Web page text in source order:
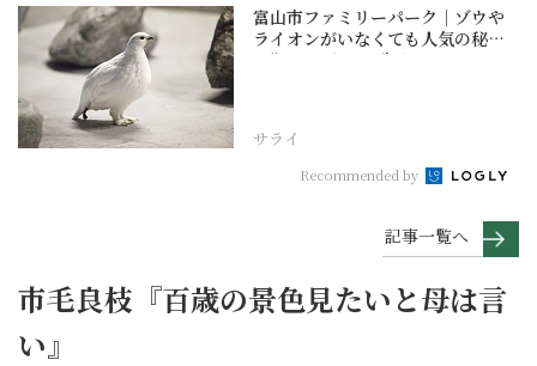
富山市ファミリーパーク｜ゾウや
ライオンがいなくても人気の秘密
は“おらっちゃの生き...
サライ
Recommended by
記事一覧へ
市毛良枝『百歳の景色見たいと母は言
い』